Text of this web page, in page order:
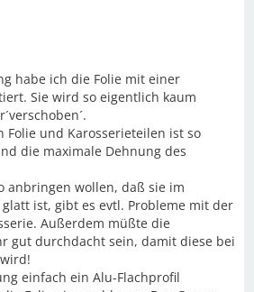
habe ich die Folie mit einer
Sie wird so eigentlich kaum
Folie und Karosserieteilen ist so
die maximale Dehnung des
anbringen wollen, daß sie im
ist, gibt es evtl. Probleme mit der
Außerdem müßte die
gut durchdacht sein, damit diese bei
einfach ein Alu-Flachprofil